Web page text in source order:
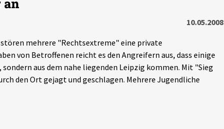
an
10.05.2008
stören mehrere "Rechtsextreme" eine private
von Betroffenen reicht es den Angreifern aus, dass einige
aus dem nahe liegenden Leipzig kommen. Mit "Sieg
den Ort gejagt und geschlagen. Mehrere Jugendliche